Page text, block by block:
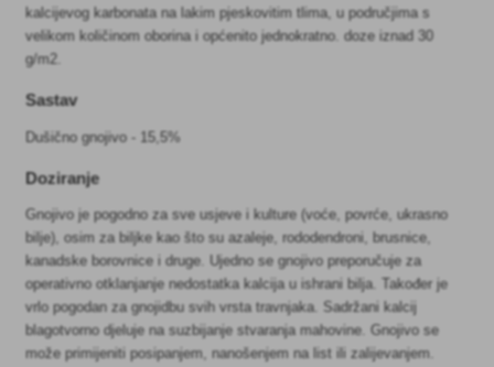
kalcijevog karbonata na lakim pjeskovitim tlima, u područjima s
velikom količinom oborina i općenito jednokratno. doze iznad 30
g/m2.
Sastav
Dušično gnojivo - 15,5%
Doziranje
Gnojivo je pogodno za sve usjeve i kulture (voće, povrće, ukrasno
bilje), osim za biljke kao što su azaleje, rododendroni, brusnice,
kanadske borovnice i druge. Ujedno se gnojivo preporučuje za
operativno otklanjanje nedostatka kalcija u ishrani bilja. Također je
vrlo pogodan za gnojidbu svih vrsta travnjaka. Sadržani kalcij
blagotvorno djeluje na suzbijanje stvaranja mahovine. Gnojivo se
može primijeniti posipanjem, nanošenjem na list ili zalijevanjem.